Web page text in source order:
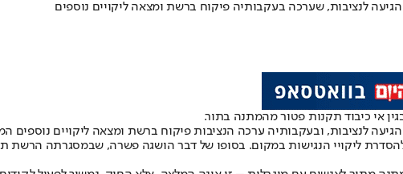
לנציבות, שערכה בעקבותיה פיקוח ברשת ומצאה ליקויים נוספים
לנציבות, ובעקבותיה ערכה הנציבות פיקוח ברשת ומצאה ליקויים נוספים
ליקויי הנגישות במקום. בסופו של דבר הושגה פשרה, שבמסגרתה הרשת